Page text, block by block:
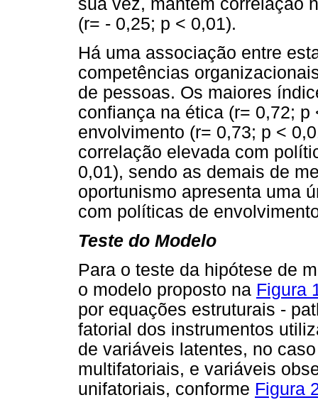
(r= - 0,25; p < 0,01).
Há uma associação entre
competências
de pessoas. Os maiores
confiança na ética (r= 0,72;
envolvimento (r= 0,73; p <
correlação elevada com
0,01), sendo as demais de
oportunismo apresenta uma
com políticas de
Teste do Modelo
Para o teste da hipótese de
o modelo proposto na Figura
por equações estruturais -
fatorial dos instrumentos
de variáveis latentes, no
multifatoriais, e variáveis
unifatoriais, conforme Figura